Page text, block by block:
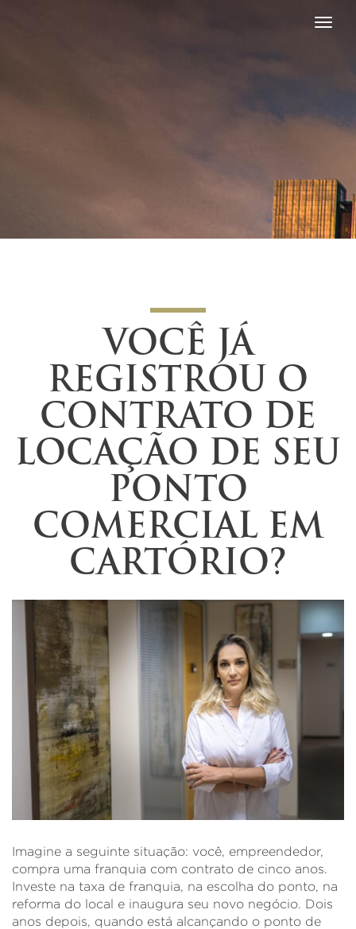
VOCÊ JÁ
REGISTROU O
CONTRATO DE
LOCAÇÃO DE SEU
PONTO
COMERCIAL EM
CARTÓRIO?
Imagine a seguinte situação: você, empreendedor,
compra uma franquia com contrato de cinco anos.
Investe na taxa de franquia, na escolha do ponto, na
reforma do local e inaugura seu novo negócio. Dois
anos depois, quando está alcançando o ponto de